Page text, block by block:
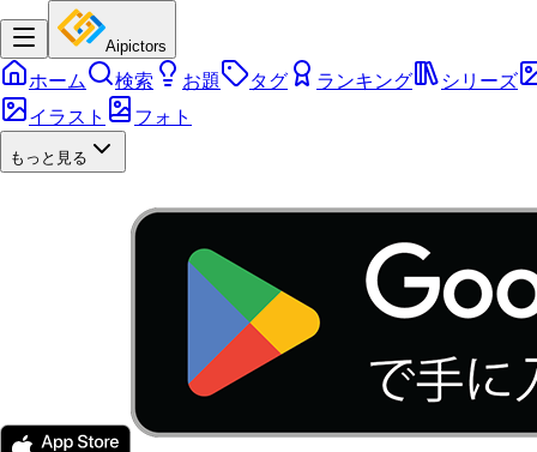
Aipictors
ホーム 検索 お題 タグ ランキング
シリーズ
イラスト
フォト
もっと見る